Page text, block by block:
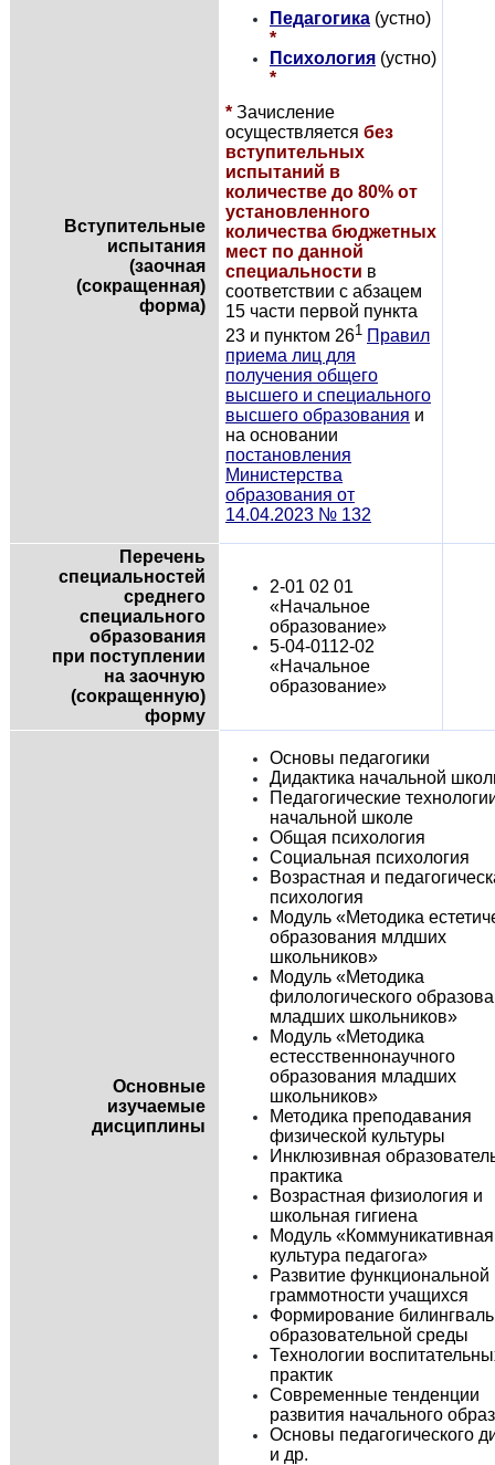
Вступительные
испытания
(заочная
(сокращенная)
форма)
Педагогика (устно)
*
Психология (устно)
*
* Зачисление
осуществляется без
вступительных
испытаний в
количестве до 80% от
установленного
количества бюджетных
мест по данной
специальности в
соответствии с абзацем
15 части первой пункта
23 и пунктом 261 Правил
приема лиц для
получения общего
высшего и специального
высшего образования и
на основании
постановления
Министерства
образования от
14.04.2023 № 132
Перечень
специальностей
среднего
специального
образования
при поступлении
на заочную
(сокращенную)
форму
2-01 02 01
«Начальное
образование»
5-04-0112-02
«Начальное
образование»
Основные
изучаемые
дисциплины
Основы педагогики
Дидактика начальной
Педагогические
начальной школе
Общая психология
Социальная психология
Возрастная и
психология
Модуль «Методика
образования млдших
школьников»
Модуль «Методика
филологического
младших школьников»
Модуль «Методика
естесственнонаучного
образования младших
школьников»
Методика преподавания
физической культуры
Инклюзивная
практика
Возрастная физиология и
школьная гигиена
Модуль «Коммуникативная
культура педагога»
Развитие функциональной
граммотности учащихся
Формирование
образовательной среды
Технологии
практик
Современные тенденции
развития начального
Основы педагогического
и др.